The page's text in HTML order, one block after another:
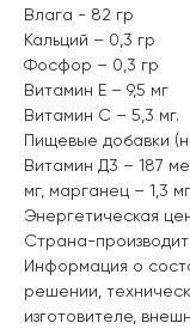
Влага - 82 гр
Кальций – 0,3 гр
Фосфор – 0,3 гр
Витамин Е – 9,5 мг
Витамин С – 5,3 мг.
Пищевые добавки
Витамин Д3 – 187
мг, марганец – 1,3
Энергетическая
Страна-
Информация о
решении,
изготовителе,